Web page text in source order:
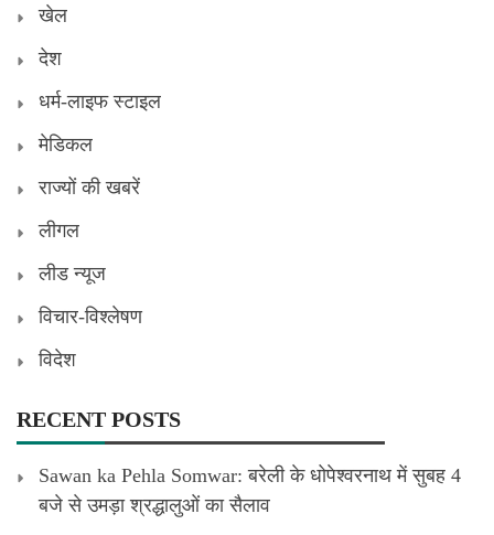
खेल
देश
धर्म-लाइफ स्टाइल
मेडिकल
राज्यों की खबरें
लीगल
लीड न्यूज
विचार-विश्लेषण
विदेश
RECENT POSTS
Sawan ka Pehla Somwar: बरेली के धोपेश्वरनाथ में सुबह 4
बजे से उमड़ा श्रद्धालुओं का सैलाव